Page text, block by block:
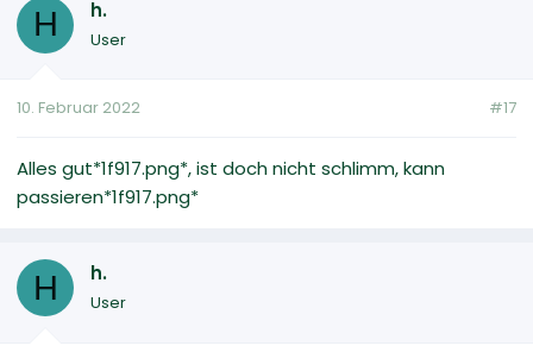
H h.
User
10. Februar 2022 #17
Alles gut*1f917.png*, ist doch nicht schlimm, kann
passieren*1f917.png*
H h.
User